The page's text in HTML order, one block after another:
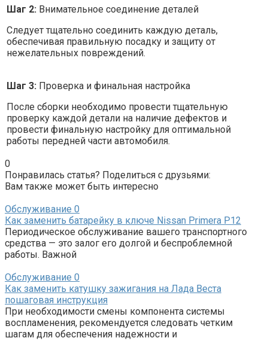
Шаг 2: Внимательное соединение деталей
Следует тщательно соединить каждую деталь,
обеспечивая правильную посадку и защиту от
нежелательных повреждений.
Шаг 3: Проверка и финальная настройка
После сборки необходимо провести тщательную
проверку каждой детали на наличие дефектов и
провести финальную настройку для оптимальной
работы передней части автомобиля.
0
Понравилась статья? Поделиться с друзьями:
Вам также может быть интересно
Обслуживание 0
Как заменить батарейку в ключе Nissan Primera P12
Периодическое обслуживание вашего транспортного
средства — это залог его долгой и беспроблемной
работы. Важной
Обслуживание 0
Как заменить катушку зажигания на Лада Веста
пошаговая инструкция
При необходимости смены компонента системы
воспламенения, рекомендуется следовать четким
шагам для обеспечения надежности и